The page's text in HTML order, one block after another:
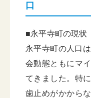
口
■永平寺町の現状
永平寺町の人口
会動態ともにマ
てきました。特
歯止めがかから